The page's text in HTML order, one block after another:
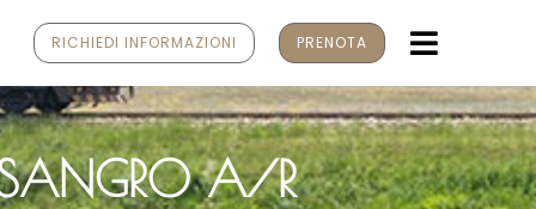
RICHIEDI INFORMAZIONI PRENOTA
SANGRO A/R